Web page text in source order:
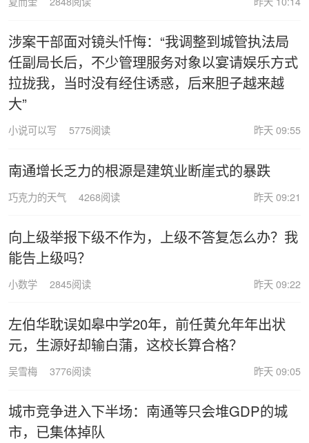
涉案干部面对镜头忏悔：“我调整到城管执法局
任副局长后，不少管理服务对象以宴请娱乐方式
拉拢我，当时没有经住诱惑，后来胆子越来越
大”
昨天 09:55
小说可以写 5775阅读
南通增长乏力的根源是建筑业断崖式的暴跌
昨天 09:21
巧克力的天气 4268阅读
向上级举报下级不作为，上级不答复怎么办？我
能告上级吗？
昨天 09:22
小数学 2845阅读
左伯华耽误如皋中学20年，前任黄允年年出状
元，生源好却输白蒲，这校长算合格？
昨天 09:05
吴雪梅 3776阅读
城市竞争进入下半场：南通等只会堆GDP的城
市，已集体掉队